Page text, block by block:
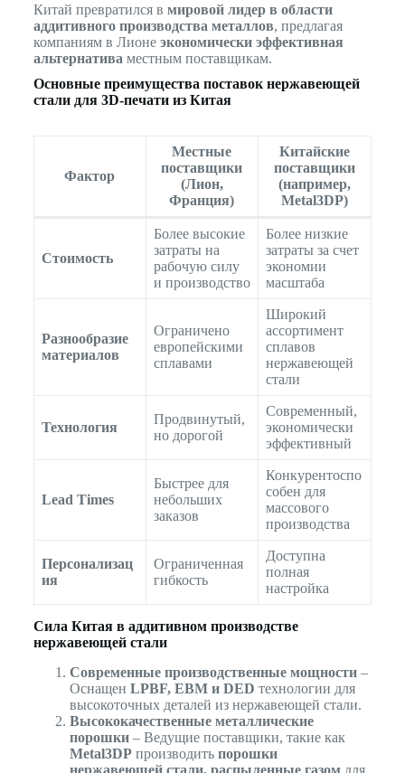
Китай превратился в мировой лидер в области
аддитивного производства металлов, предлагая
компаниям в Лионе экономически эффективная
альтернатива местным поставщикам.
Основные преимущества поставок нержавеющей
стали для 3D-печати из Китая
Фактор
Местные
поставщики
(Лион,
Франция)
Китайские
поставщики
(например,
Metal3DP)
Стоимость
Более высокие
затраты на
рабочую силу
и производство
Более низкие
затраты за счет
экономии
масштаба
Разнообразие
материалов
Ограничено
европейскими
сплавами
Широкий
ассортимент
сплавов
нержавеющей
стали
Технология
Продвинутый,
но дорогой
Современный,
экономически
эффективный
Lead Times
Быстрее для
небольших
заказов
Конкурентоспо
собен для
массового
производства
Персонализац
ия
Ограниченная
гибкость
Доступна
полная
настройка
Сила Китая в аддитивном производстве
нержавеющей стали
Современные производственные мощности–
Оснащен LPBF, EBM и DED технологии для
высокоточных деталей из нержавеющей стали.
Высококачественные металлические
порошки– Ведущие поставщики, такие как
Metal3DPпроизводить порошки
нержавеющей стали, распыленные газомдля